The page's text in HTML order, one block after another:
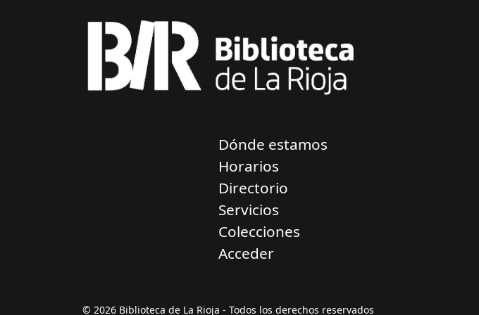
Dónde estamos
Horarios
Directorio
Servicios
Colecciones
Acceder
© 2026 Biblioteca de La Rioja - Todos los derechos reservados